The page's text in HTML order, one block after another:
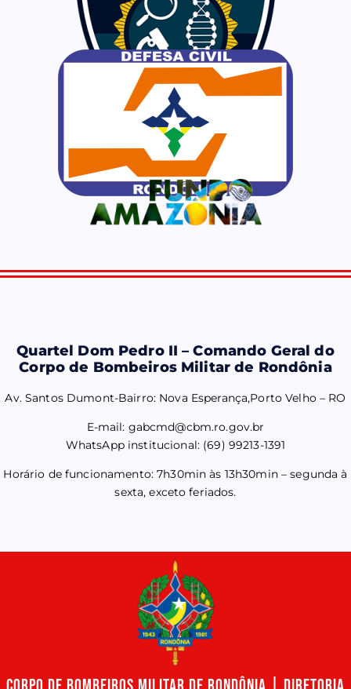
Quartel Dom Pedro II – Comando Geral do
Corpo de Bombeiros Militar de Rondônia
Av. Santos Dumont-Bairro: Nova Esperança,Porto Velho – RO
E-mail: gabcmd@cbm.ro.gov.br
WhatsApp institucional: (69) 99213-1391
Horário de funcionamento: 7h30min às 13h30min – segunda à
sexta, exceto feriados.